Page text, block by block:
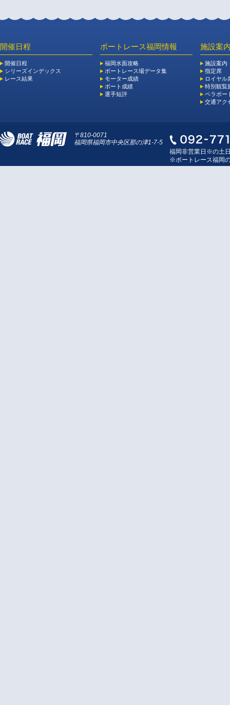
開催日程
開催日程
シリーズインデックス
レース結果
ボートレース福岡情報
福岡水面攻略
ボートレース場データ集
モーター成績
ボート成績
選手短評
施設案
施設案内
指定席
ロイヤル
特別観覧
ペラボー
交通アク
〒810-0071
福岡県福岡市中央区那の津1-7-5
福岡非営業日※の土
※ボートレース福岡